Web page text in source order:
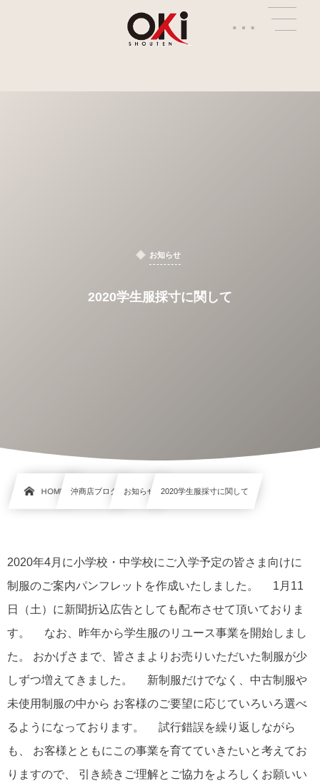
…
お知らせ
2020学生服採寸に関して
HOME 沖商店ブログ お知らせ 2020学生服採寸に関して
2020年4月に小学校・中学校にご入学予定の皆さま向けに
制服のご案内パンフレットを作成いたしました。 1月11
日（土）に新聞折込広告としても配布させて頂いておりま
す。 なお、昨年から学生服のリユース事業を開始しまし
た。 おかげさまで、皆さまよりお売りいただいた制服が少
しずつ増えてきました。 新制服だけでなく、中古制服や
未使用制服の中から お客様のご要望に応じていろいろ選べ
るようになっております。 試行錯誤を繰り返しながら
も、 お客様とともにこの事業を育てていきたいと考えてお
りますので、 引き続きご理解とご協力をよろしくお願いい